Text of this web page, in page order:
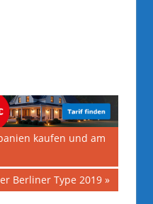
kaufen und am
Berliner Type 2019